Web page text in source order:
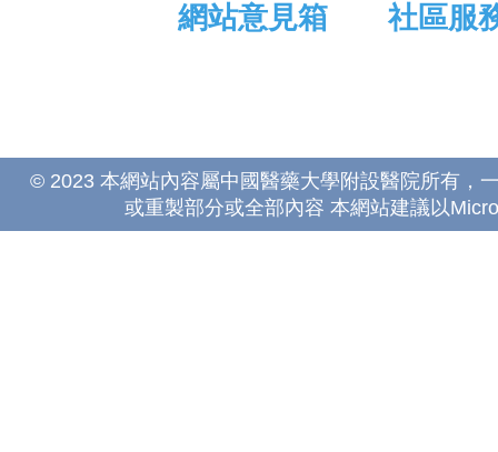
網站意見箱 社區服
© 2023 本網站內容屬中國醫藥大學附設醫院所有，
或重製部分或全部內容 本網站建議以